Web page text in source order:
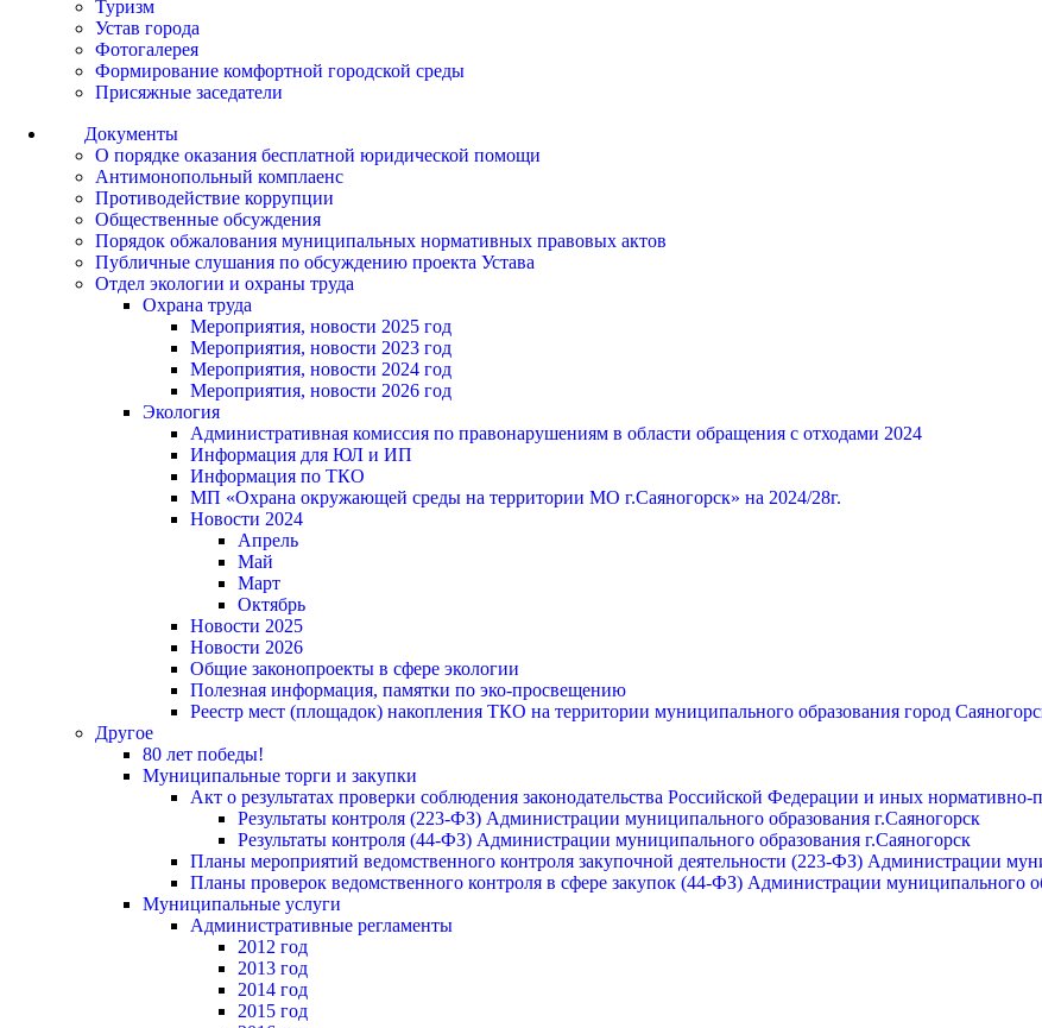
Туризм
Устав города
Фотогалерея
Формирование комфортной городской среды
Присяжные заседатели
Документы
О порядке оказания бесплатной юридической помощи
Антимонопольный комплаенс
Противодействие коррупции
Общественные обсуждения
Порядок обжалования муниципальных нормативных правовых актов
Публичные слушания по обсуждению проекта Устава
Отдел экологии и охраны труда
Охрана труда
Мероприятия, новости 2025 год
Мероприятия, новости 2023 год
Мероприятия, новости 2024 год
Мероприятия, новости 2026 год
Экология
Административная комиссия по правонарушениям в области обращения с отходами 2024
Информация для ЮЛ и ИП
Информация по ТКО
МП «Охрана окружающей среды на территории МО г.Саяногорск» на 2024/28г.
Новости 2024
Апрель
Май
Март
Октябрь
Новости 2025
Новости 2026
Общие законопроекты в сфере экологии
Полезная информация, памятки по эко-просвещению
Реестр мест (площадок) накопления ТКО на территории муниципального образования город
Другое
80 лет победы!
Муниципальные торги и закупки
Акт о результатах проверки соблюдения законодательства Российской Федерации и иных
Результаты контроля (223-ФЗ) Администрации муниципального образования г.Саяногорск
Результаты контроля (44-ФЗ) Администрации муниципального образования г.Саяногорск
Планы мероприятий ведомственного контроля закупочной деятельности (223-ФЗ) Администрации
Планы проверок ведомственного контроля в сфере закупок (44-ФЗ) Администрации муниципального
Муниципальные услуги
Административные регламенты
2012 год
2013 год
2014 год
2015 год